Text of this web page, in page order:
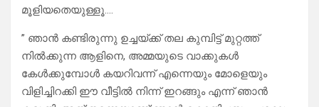
മൂളിയതെയുള്ളൂ….
” ഞാൻ കണ്ടിരുന്നു ഉച്ചയ്ക്ക് തല കുമ്പിട്ട് മുറ്റത്ത്
നിൽക്കുന്ന ആളിനെ, അമ്മയുടെ വാക്കുകൾ
കേൾക്കുമ്പോൾ കയറിവന്ന് എന്നെയും മോളെയും
വിളിച്ചിറക്കി ഈ വീട്ടിൽ നിന്ന് ഇറങ്ങും എന്ന് ഞാൻ